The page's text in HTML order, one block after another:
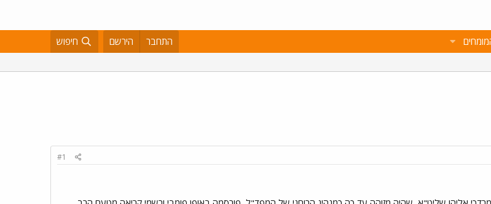
התחבר הירשם חיפוש
#1